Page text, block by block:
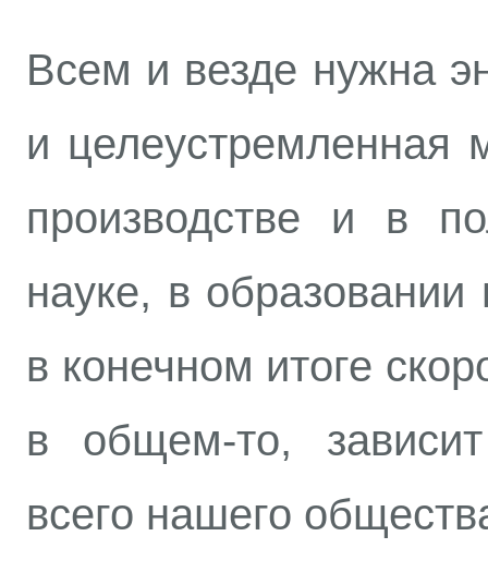
Всем и везде нужна
и
производстве и в
науке, в
в конечном итоге
в общем-то,
всего нашего